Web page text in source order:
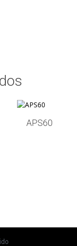
Add to cartAPS60